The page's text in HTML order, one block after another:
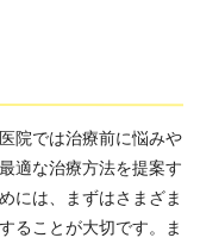
院では治療前に悩みや
適な治療方法を提案す
には、まずはさまざま
ることが大切です。ま